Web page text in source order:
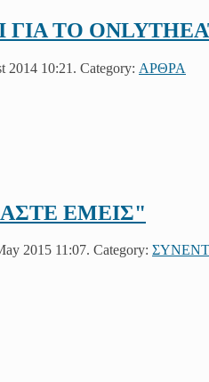
ΤΟ
2014 10:21. Category: ΑΡΘΡΑ
ΕΜΕΙΣ"
2015 11:07. Category: